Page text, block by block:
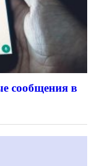
сообщения в